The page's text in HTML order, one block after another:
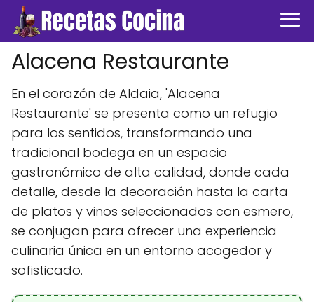
Alacena Restaurante
En el corazón de Aldaia, 'Alacena
Restaurante' se presenta como un refugio
para los sentidos, transformando una
tradicional bodega en un espacio
gastronómico de alta calidad, donde cada
detalle, desde la decoración hasta la carta
de platos y vinos seleccionados con esmero,
se conjugan para ofrecer una experiencia
culinaria única en un entorno acogedor y
sofisticado.